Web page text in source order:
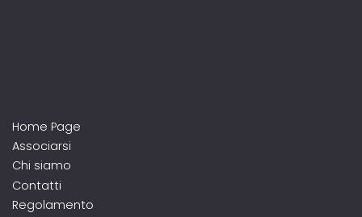
Home Page
Associarsi
Chi siamo
Contatti
Regolamento